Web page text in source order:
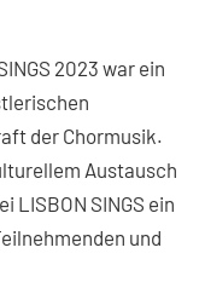
2023 war ein
der Chormusik.
Austausch
LISBON SINGS ein
und